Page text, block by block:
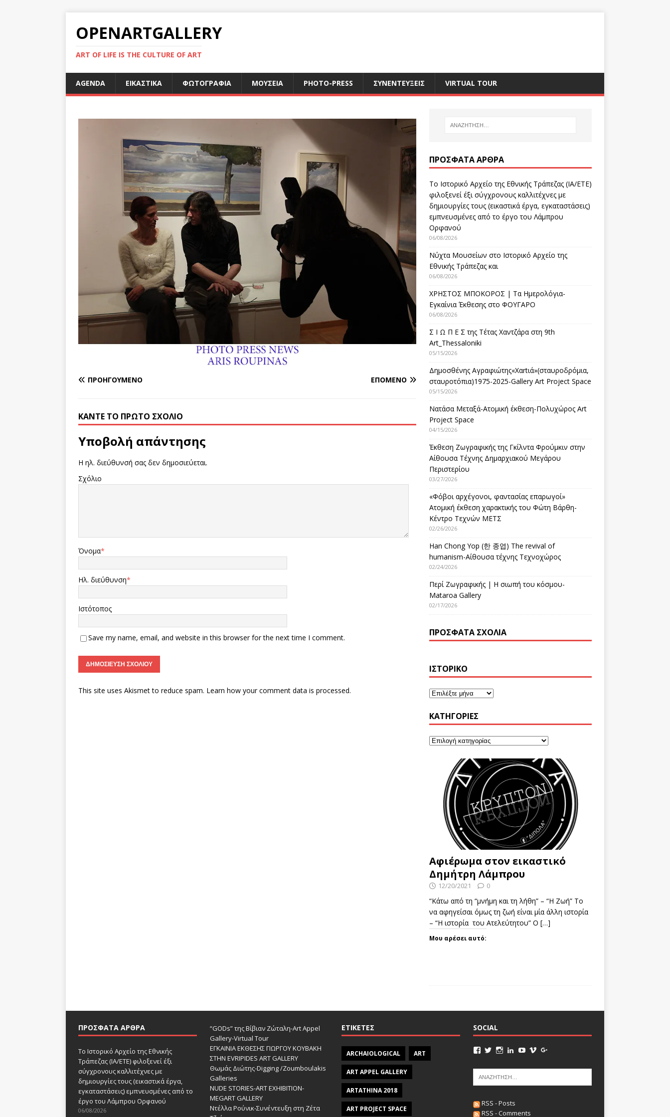
OPENARTGALLERY
ART OF LIFE IS THE CULTURE OF ART
AGENDA ΕΙΚΑΣΤΙΚΑ ΦΩΤΟΓΡΑΦΙΑ ΜΟΥΣΕΙΑ PHOTO-PRESS ΣΥΝΕΝΤΕΥΞΕΙΣ VIRTUAL TOUR
ΠΡΟΗΓΟΎΜΕΝΟ ΕΠΌΜΕΝΟ
ΚΆΝΤΕ ΤΟ ΠΡΏΤΟ ΣΧΌΛΙΟ
Υποβολή απάντησης
Η ηλ. διεύθυνσή σας δεν δημοσιεύεται.
Σχόλιο
Όνομα*
Ηλ. διεύθυνση*
Ιστότοπος
Save my name, email, and website in this browser for the next time I comment.
This site uses Akismet to reduce spam. Learn how your comment data is processed.
ΠΡΌΣΦΑΤΑ ΆΡΘΡΑ
Το Ιστορικό Αρχείο της Εθνικής Τράπεζας (ΙΑ/ΕΤΕ)
φιλοξενεί έξι σύγχρονους καλλιτέχνες με
δημιουργίες τους (εικαστικά έργα, εγκαταστάσεις)
εμπνευσμένες από το έργο του Λάμπρου
Ορφανού
06/08/2026
Νύχτα Μουσείων στο Ιστορικό Αρχείο της
Εθνικής Τράπεζας και
06/08/2026
ΧΡΗΣΤΟΣ ΜΠΟΚΟΡΟΣ | Τα Ημερολόγια-
Εγκαίνια Έκθεσης στο ΦΟΥΓΑΡΟ
06/08/2026
Σ Ι Ω Π Ε Σ της Τέτας Χαντζάρα στη 9th
Art_Thessaloniki
05/15/2026
Δημοσθένης Αγραφιώτης«Xαrtιά»(σταυροδρόμια,
σταυροτόπια)1975-2025-Gallery Art Project Space
05/15/2026
Νατάσα Μεταξά-Ατομική έκθεση-Πολυχώρος Art
Project Space
04/15/2026
Έκθεση Ζωγραφικής της Γκίλντα Φρούμκιν στην
Αίθουσα Τέχνης Δημαρχιακού Μεγάρου
Περιστερίου
03/27/2026
«Φόβοι αρχέγονοι, φαντασίας επαρωγοί»
Ατομική έκθεση χαρακτικής του Φώτη Βάρθη-
Κέντρο Τεχνών ΜΕΤΣ
02/26/2026
Han Chong Yop (한 종엽) The revival of
humanism-Αίθουσα τέχνης Τεχνοχώρος
02/24/2026
Περί Ζωγραφικής | Η σιωπή του κόσμου-
Mataroa Gallery
02/17/2026
ΠΡΌΣΦΑΤΑ ΣΧΌΛΙΑ
ΙΣΤΟΡΙΚΌ
KΑΤΗΓΟΡΊΕΣ
Αφιέρωμα στον εικαστικό
Δημήτρη Λάμπρου
12/20/2021 0
“Κάτω από τη “μνήμη και τη λήθη” – “Η Ζωή” Το
να αφηγείσαι όμως τη ζωή είναι μία άλλη ιστορία
– “Η ιστορία του Ατελεύτητου” Ο […]
Μου αρέσει αυτό:
ΠΡΌΣΦΑΤΑ ΆΡΘΡΑ
Το Ιστορικό Αρχείο της Εθνικής
Τράπεζας (ΙΑ/ΕΤΕ) φιλοξενεί έξι
σύγχρονους καλλιτέχνες με
δημιουργίες τους (εικαστικά έργα,
εγκαταστάσεις) εμπνευσμένες από το
έργο του Λάμπρου Ορφανού
06/08/2026
“GODs” της Βίβιαν Ζώταλη-Art Appel
Gallery-Virtual Tour
ΕΓΚΑΙΝΙΑ ΕΚΘΕΣΗΣ ΓΙΩΡΓΟΥ ΚΟΥΒΑΚΗ
ΣΤΗΝ EVRIPIDES ART GALLERY
Θωμάς Διώτης-Digging /Zoumboulakis
Galleries
NUDE STORIES-ΑRT EXHIBITION-
MEGART GALLERY
Ντέλλα Ρούνικ-Συνέντευξη στη Ζέτα
ΕΤΙΚΈΤΕΣ
ARCHAIOLOGICAL ART
ART APPEL GALLERY
ARTATHINA 2018
ART PROJECT SPACE
SOCIAL
RSS - Posts
RSS - Comments